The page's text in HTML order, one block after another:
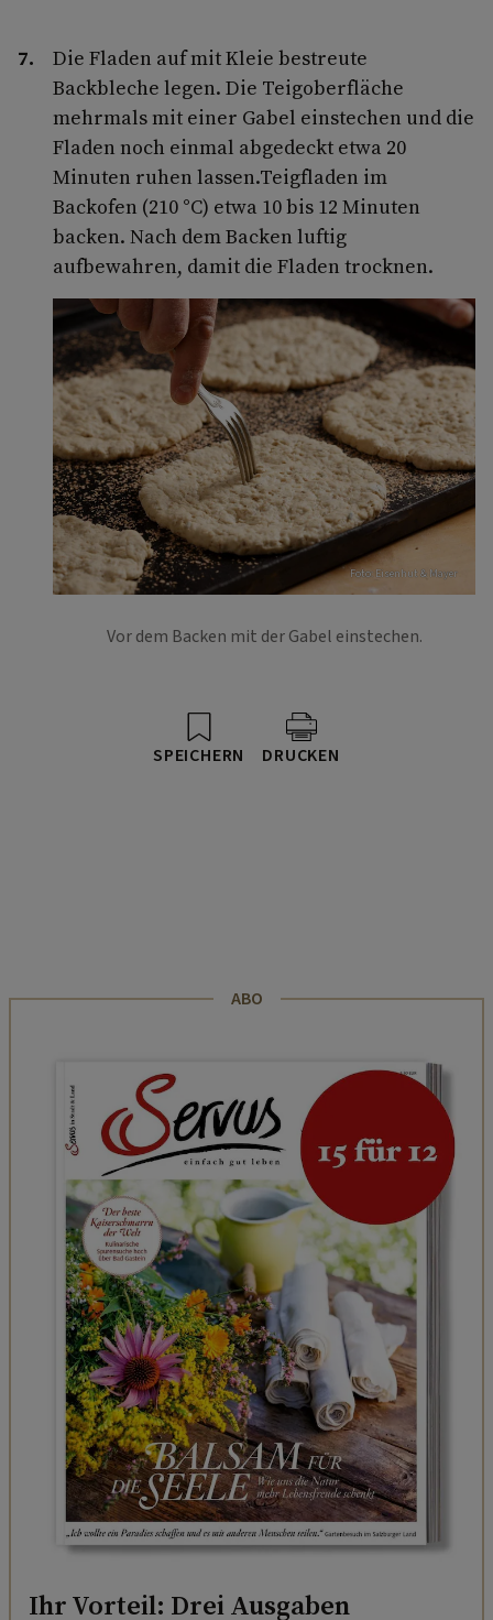
Die Fladen auf mit Kleie bestreute
Backbleche legen. Die Teigoberfläche
mehrmals mit einer Gabel einstechen und die
Fladen noch einmal abgedeckt etwa 20
Minuten ruhen lassen.Teigfladen im
Backofen (210 °C) etwa 10 bis 12 Minuten
backen. Nach dem Backen luftig
aufbewahren, damit die Fladen trocknen.
Foto: Eisenhut & Mayer
Vor dem Backen mit der Gabel einstechen.
SPEICHERN DRUCKEN
ABO
Ihr Vorteil: Drei Ausgaben